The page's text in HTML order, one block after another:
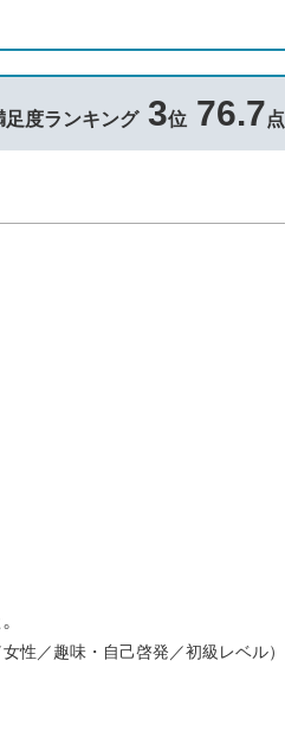
足度ランキング3位 76.7点
女性／趣味・自己啓発／初級レベル）